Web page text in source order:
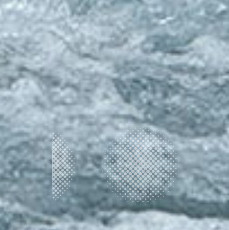
2026年 上期理事会議事録
2026.08.07
7月三連休は今年も安曇野ツアー
2026.07.22
安曇野ツアー